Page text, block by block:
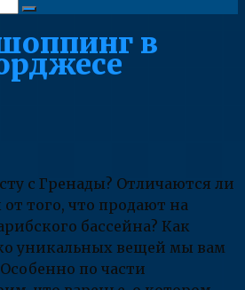
в
с Гренады? Отличаются ли
того, что продают на
бассейна? Как
уникальных вещей мы вам
по части